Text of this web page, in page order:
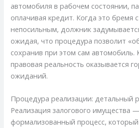
автомобиля в рабочем состоянии,
оплачивая кредит. Когда это бремя
непосильным, должник
ожидая, что процедура позволит
сохранив при этом сам автомобиль.
правовая реальность оказывается
ожиданий.
Процедура реализации: детальный
Реализация залогового имущества
формализованный процесс,